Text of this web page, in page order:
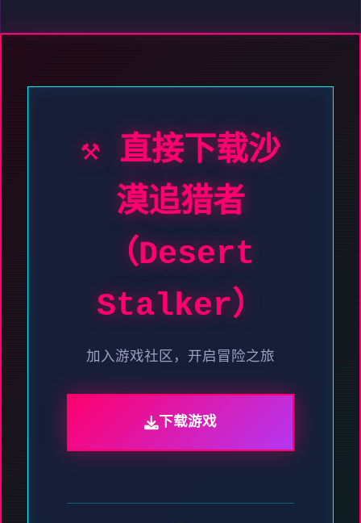
⚒️ 直接下载沙
漠追猎者
（Desert
Stalker）
加入游戏社区，开启冒险之旅
下载游戏